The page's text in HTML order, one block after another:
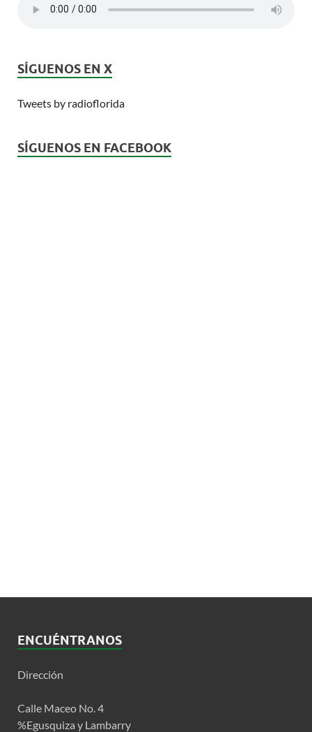
SÍGUENOS EN X
Tweets by radioflorida
SÍGUENOS EN FACEBOOK
ENCUÉNTRANOS
Dirección
Calle Maceo No. 4
%Egusquiza y Lambarry